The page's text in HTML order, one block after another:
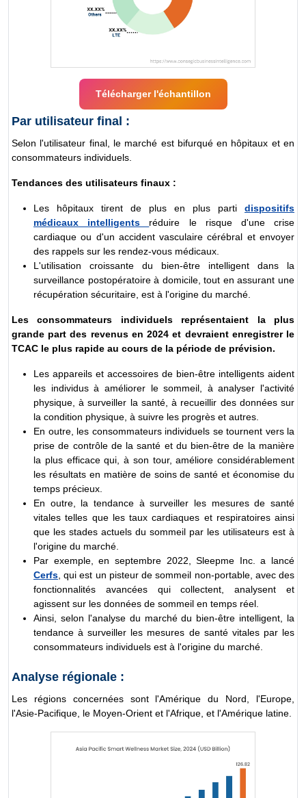
Télécharger l'échantillon
Par utilisateur final :
Selon l'utilisateur final, le marché est bifurqué en hôpitaux et en
consommateurs individuels.
Tendances des utilisateurs finaux :
Les hôpitaux tirent de plus en plus parti dispositifs
médicaux intelligents réduire le risque d'une crise
cardiaque ou d'un accident vasculaire cérébral et envoyer
des rappels sur les rendez-vous médicaux.
L'utilisation croissante du bien-être intelligent dans la
surveillance postopératoire à domicile, tout en assurant une
récupération sécuritaire, est à l'origine du marché.
Les consommateurs individuels représentaient la plus
grande part des revenus en 2024 et devraient enregistrer le
TCAC le plus rapide au cours de la période de prévision.
Les appareils et accessoires de bien-être intelligents aident
les individus à améliorer le sommeil, à analyser l'activité
physique, à surveiller la santé, à recueillir des données sur
la condition physique, à suivre les progrès et autres.
En outre, les consommateurs individuels se tournent vers la
prise de contrôle de la santé et du bien-être de la manière
la plus efficace qui, à son tour, améliore considérablement
les résultats en matière de soins de santé et économise du
temps précieux.
En outre, la tendance à surveiller les mesures de santé
vitales telles que les taux cardiaques et respiratoires ainsi
que les stades actuels du sommeil par les utilisateurs est à
l'origine du marché.
Par exemple, en septembre 2022, Sleepme Inc. a lancé
Cerfs, qui est un pisteur de sommeil non-portable, avec des
fonctionnalités avancées qui collectent, analysent et
agissent sur les données de sommeil en temps réel.
Ainsi, selon l'analyse du marché du bien-être intelligent, la
tendance à surveiller les mesures de santé vitales par les
consommateurs individuels est à l'origine du marché.
Analyse régionale :
Les régions concernées sont l'Amérique du Nord, l'Europe,
l'Asie-Pacifique, le Moyen-Orient et l'Afrique, et l'Amérique latine.